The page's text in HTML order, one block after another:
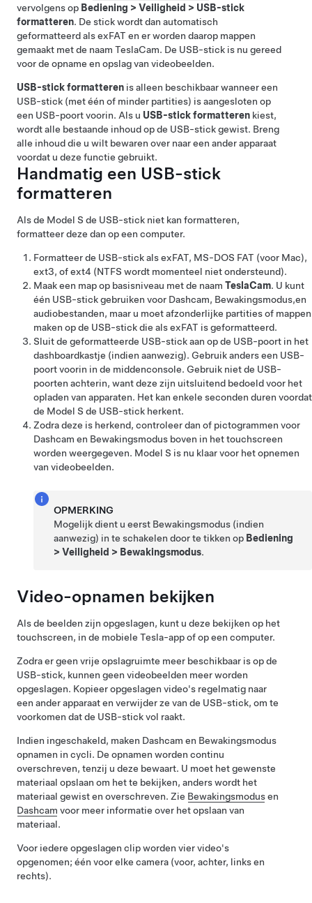
vervolgens op Bediening > Veiligheid > USB-stick
formatteren. De stick wordt dan automatisch
geformatteerd als exFAT en er worden daarop mappen
gemaakt met de naam TeslaCam. De USB-stick is nu gereed
voor de opname en opslag van videobeelden.
USB-stick formatteren is alleen beschikbaar wanneer een
USB-stick (met één of minder partities) is aangesloten op
een USB-poort voorin. Als u USB-stick formatteren kiest,
wordt alle bestaande inhoud op de USB-stick gewist. Breng
alle inhoud die u wilt bewaren over naar een ander apparaat
voordat u deze functie gebruikt.
Handmatig een USB-stick
formatteren
Als de Model S de USB-stick niet kan formatteren,
formatteer deze dan op een computer.
Formatteer de USB-stick als exFAT, MS-DOS FAT (voor Mac),
ext3, of ext4 (NTFS wordt momenteel niet ondersteund).
Maak een map op basisniveau met de naam TeslaCam. U kunt
één USB-stick gebruiken voor Dashcam, Bewakingsmodus,en
audiobestanden, maar u moet afzonderlijke partities of mappen
maken op de USB-stick die als exFAT is geformatteerd.
Sluit de geformatteerde USB-stick aan op de USB-poort in het
dashboardkastje (indien aanwezig). Gebruik anders een USB-
poort voorin in de middenconsole. Gebruik niet de USB-
poorten achterin, want deze zijn uitsluitend bedoeld voor het
opladen van apparaten. Het kan enkele seconden duren voordat
de Model S de USB-stick herkent.
Zodra deze is herkend, controleer dan of pictogrammen voor
Dashcam en Bewakingsmodus boven in het touchscreen
worden weergegeven. Model S is nu klaar voor het opnemen
van videobeelden.
OPMERKING
Mogelijk dient u eerst Bewakingsmodus (indien
aanwezig) in te schakelen door te tikken op Bediening
>Veiligheid > Bewakingsmodus.
Video-opnamen bekijken
Als de beelden zijn opgeslagen, kunt u deze bekijken op het
touchscreen, in de mobiele Tesla-app of op een computer.
Zodra er geen vrije opslagruimte meer beschikbaar is op de
USB-stick, kunnen geen videobeelden meer worden
opgeslagen. Kopieer opgeslagen video's regelmatig naar
een ander apparaat en verwijder ze van de USB-stick, om te
voorkomen dat de USB-stick vol raakt.
Indien ingeschakeld, maken Dashcam en Bewakingsmodus
opnamen in cycli. De opnamen worden continu
overschreven, tenzij u deze bewaart. U moet het gewenste
materiaal opslaan om het te bekijken, anders wordt het
materiaal gewist en overschreven. Zie Bewakingsmodusen
Dashcam voor meer informatie over het opslaan van
materiaal.
Voor iedere opgeslagen clip worden vier video's
opgenomen; één voor elke camera (voor, achter, links en
rechts).